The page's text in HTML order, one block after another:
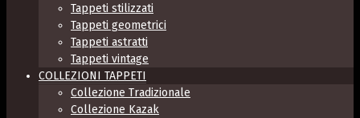
Tappeti stilizzati
Tappeti geometrici
Tappeti astratti
Tappeti vintage
COLLEZIONI TAPPETI
Collezione Tradizionale
Collezione Kazak